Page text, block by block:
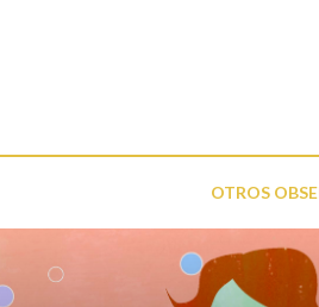
OTROS